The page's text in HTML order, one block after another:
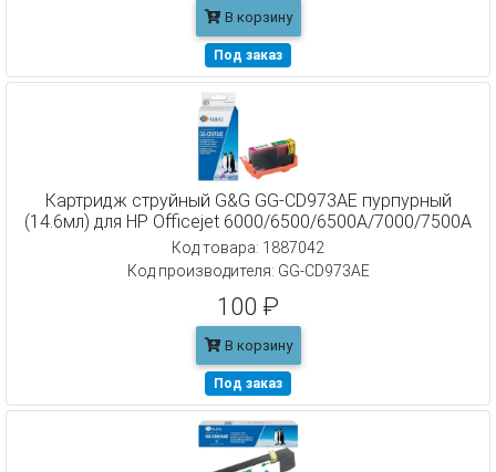
В корзину
Под заказ
Картридж струйный G&G GG-CD973AE пурпурный
(14.6мл) для HP Officejet 6000/6500/6500A/7000/7500A
Код товара: 1887042
Код производителя: GG-CD973AE
100 ₽
В корзину
Под заказ